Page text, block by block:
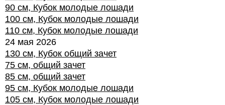
90 см, Кубок молодые лошади
100 см, Кубок молодые лошади
110 см, Кубок молодые лошади
24 мая 2026
130 см, Кубок общий зачет
75 см, общий зачет
85 см, общий зачет
95 см, Кубок молодые лошади
105 см, Кубок молодые лошади